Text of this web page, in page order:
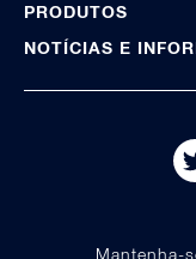
PRODUTOS
NOTÍCIAS E
Mantenha-